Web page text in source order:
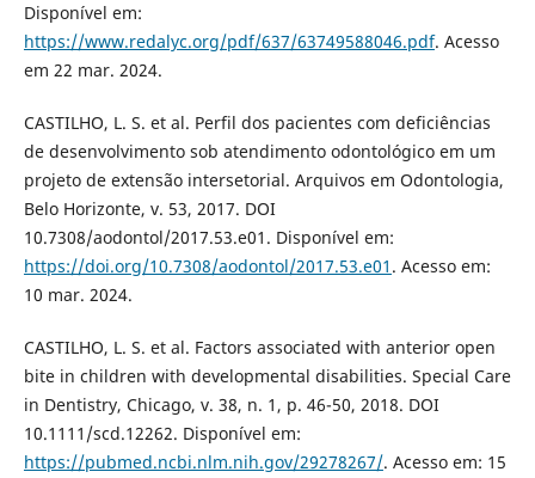
Disponível em:
https://www.redalyc.org/pdf/637/63749588046.pdf. Acesso
em 22 mar. 2024.
CASTILHO, L. S. et al. Perfil dos pacientes com deficiências
de desenvolvimento sob atendimento odontológico em um
projeto de extensão intersetorial. Arquivos em Odontologia,
Belo Horizonte, v. 53, 2017. DOI
10.7308/aodontol/2017.53.e01. Disponível em:
https://doi.org/10.7308/aodontol/2017.53.e01 . Acesso em:
10 mar. 2024.
CASTILHO, L. S. et al. Factors associated with anterior open
bite in children with developmental disabilities. Special Care
in Dentistry, Chicago, v. 38, n. 1, p. 46-50, 2018. DOI
10.1111/scd.12262. Disponível em:
https://pubmed.ncbi.nlm.nih.gov/29278267/. Acesso em: 15